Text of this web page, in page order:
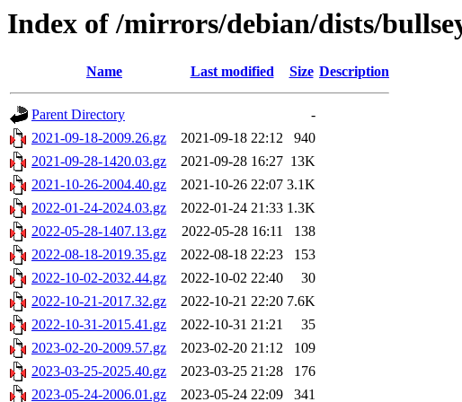
Index of /mirrors/debian/dists/
Name Last modified Size Description
Parent Directory
-
2021-09-18-2009.26.gz
2021-09-18 22:12
940
2021-09-28-1420.03.gz
2021-09-28 16:27 13K
2021-10-26-2004.40.gz
2021-10-26 22:07 3.1K
2022-01-24-2024.03.gz
2022-01-24 21:33 1.3K
2022-05-28-1407.13.gz
2022-05-28 16:11
138
2022-08-18-2019.35.gz
2022-08-18 22:23
153
2022-10-02-2032.44.gz
2022-10-02 22:40
30
2022-10-21-2017.32.gz
2022-10-21 22:20 7.6K
2022-10-31-2015.41.gz
2022-10-31 21:21
35
2023-02-20-2009.57.gz
2023-02-20 21:12
109
2023-03-25-2025.40.gz
2023-03-25 21:28
176
2023-05-24-2006.01.gz
2023-05-24 22:09
341